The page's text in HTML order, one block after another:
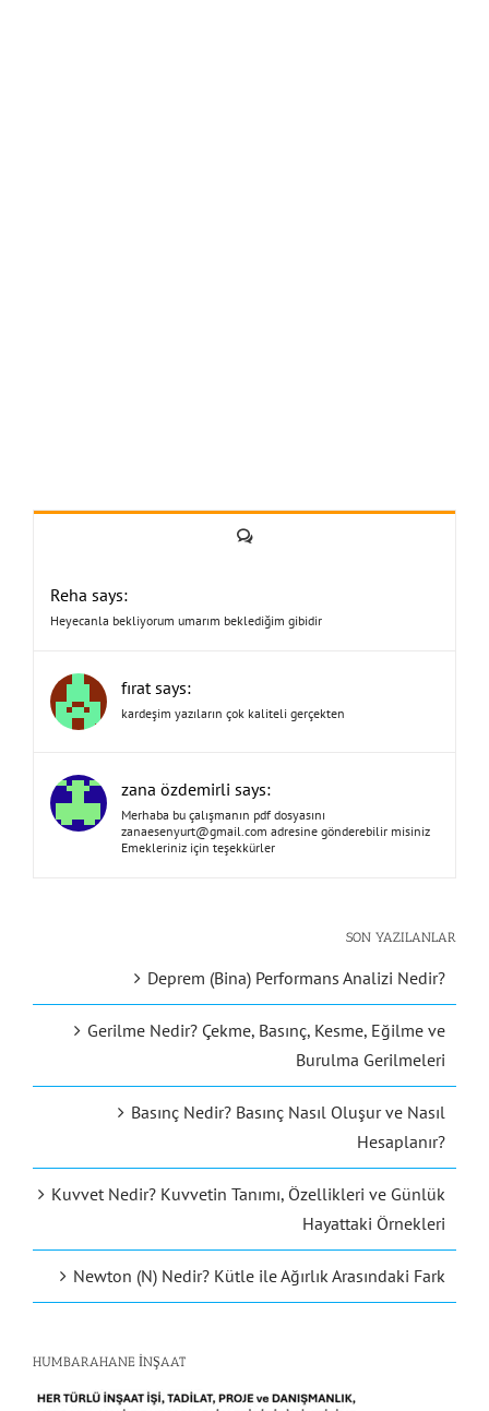
Yorum
Reha says:
Heyecanla bekliyorum umarım beklediğim gibidir
fırat says:
kardeşim yazıların çok kaliteli gerçekten
zana özdemirli says:
Merhaba bu çalışmanın pdf dosyasını
zanaesenyurt@gmail.com adresine gönderebilir misiniz
Emekleriniz için teşekkürler
SON YAZILANLAR
Deprem (Bina) Performans Analizi Nedir?
Gerilme Nedir? Çekme, Basınç, Kesme, Eğilme ve
Burulma Gerilmeleri
Basınç Nedir? Basınç Nasıl Oluşur ve Nasıl
Hesaplanır?
Kuvvet Nedir? Kuvvetin Tanımı, Özellikleri ve Günlük
Hayattaki Örnekleri
Newton (N) Nedir? Kütle ile Ağırlık Arasındaki Fark
HUMBARAHANE İNŞAAT